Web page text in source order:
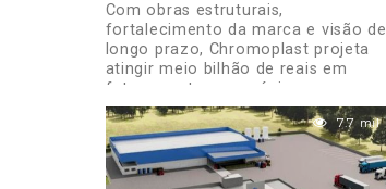
Com obras estruturais,
fortalecimento da marca e visão de
longo prazo, Chromoplast projeta
atingir meio bilhão de reais em
faturamento nos próximos...
7.7 mil